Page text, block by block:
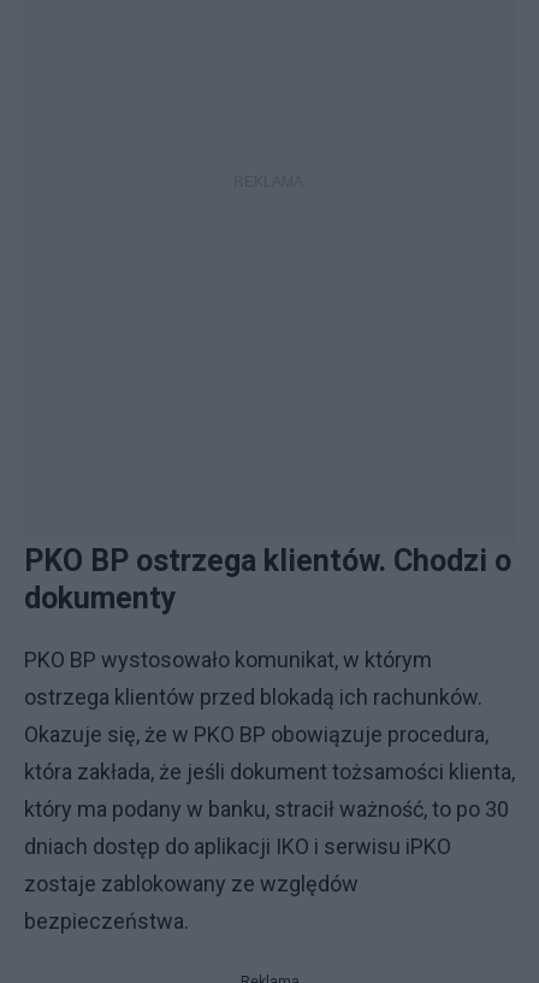
PKO BP ostrzega klientów. Chodzi o
dokumenty
PKO BP wystosowało komunikat, w którym
ostrzega klientów przed blokadą ich rachunków.
Okazuje się, że w PKO BP obowiązuje procedura,
która zakłada, że jeśli dokument tożsamości klienta,
który ma podany w banku, stracił ważność, to po 30
dniach dostęp do aplikacji IKO i serwisu iPKO
zostaje zablokowany ze względów
bezpieczeństwa.